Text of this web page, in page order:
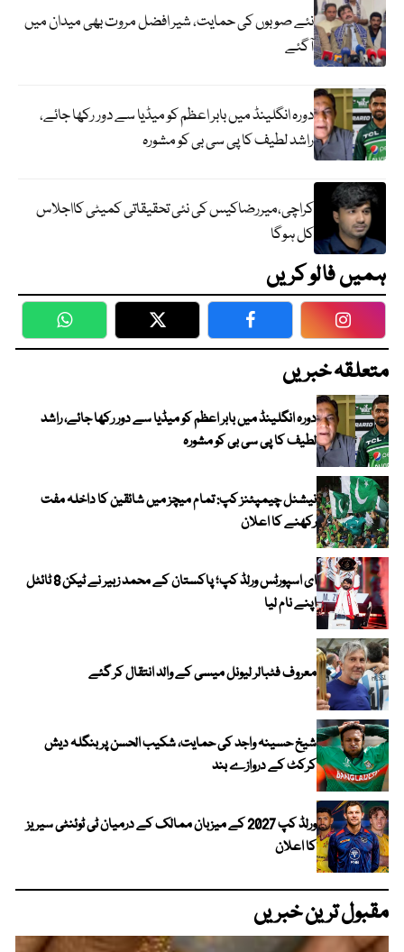
نئے صوبوں کی حمایت، شیر افضل مروت بھی میدان میں
آگئے
دورہ انگلینڈ میں بابر اعظم کو میڈیا سے دور رکھا جائے،
راشد لطیف کا پی سی بی کو مشورہ
کراچی،میررضاکیس کی نئی تحقیقاتی کمیٹی کااجلاس
کل ہوگا
ہمیں فالو کریں
WhatsApp Twitter Facebook
متعلقہ خبریں
دورہ انگلینڈ میں بابر اعظم کو میڈیا سے دور رکھا جائے، راشد
لطیف کا پی سی بی کو مشورہ
نیشنل چیمپئنز کپ: تمام میچز میں شائقین کا داخلہ مفت
رکھنے کا اعلان
ای اسپورٹس ورلڈ کپ؛ پاکستان کے محمد زبیر نے ٹیکن 8 ٹائٹل
اپنے نام لیا
معروف فٹبالر لیونل میسی کے والد انتقال کر گئے
شیخ حسینہ واجد کی حمایت، شکیب الحسن پر بنگلہ دیش
کرکٹ کے دروازے بند
ورلڈ کپ 2027 کے میزبان ممالک کے درمیان ٹی ٹوئنٹی سیریز
کا اعلان
مقبول ترین خبریں